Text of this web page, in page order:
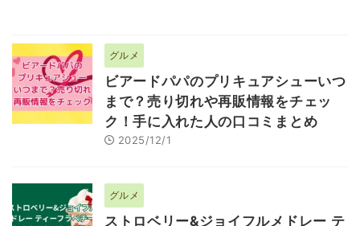
グルメ
ビアードパパのプリキュアシューいつ
まで？売り切れや再販情報をチェッ
ク！手に入れた人の口コミまとめ
2025/12/1
グルメ
ストロベリー&ジョイフルメドレー テ